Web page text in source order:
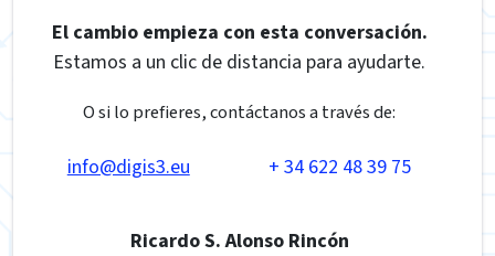
El cambio empieza con esta conversación.
Estamos a un clic de distancia para ayudarte.
O si lo prefieres, contáctanos a través de:
info@digis3.eu + 34 622 48 39 75
Ricardo S. Alonso Rincón